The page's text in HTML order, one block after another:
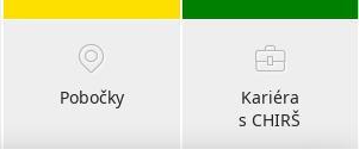
Pobočky
Kariéra
s CHIRŠ